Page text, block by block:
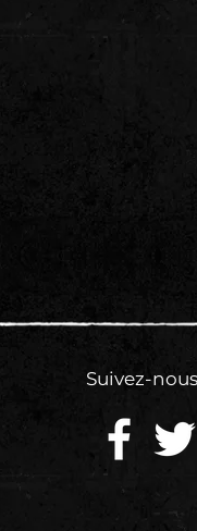
Suivez-